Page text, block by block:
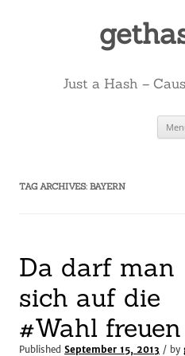
Just a Hash –
TAG ARCHIVES: BAYERN
Da darf man
sich auf die
#Wahl freuen
Published September 15, 2013 / by